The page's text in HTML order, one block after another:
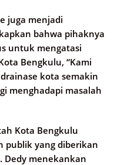
juga menjadi
bahwa pihaknya
untuk mengatasi
Bengkulu, “Kami
kota semakin
menghadapi masalah
Kota Bengkulu
publik yang diberikan
Dedy menekankan